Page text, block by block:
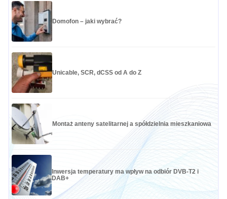
Domofon – jaki wybrać?
Unicable, SCR, dCSS od A do Z
Montaż anteny satelitarnej a spółdzielnia mieszkaniowa
Inwersja temperatury ma wpływ na odbiór DVB-T2 i
DAB+